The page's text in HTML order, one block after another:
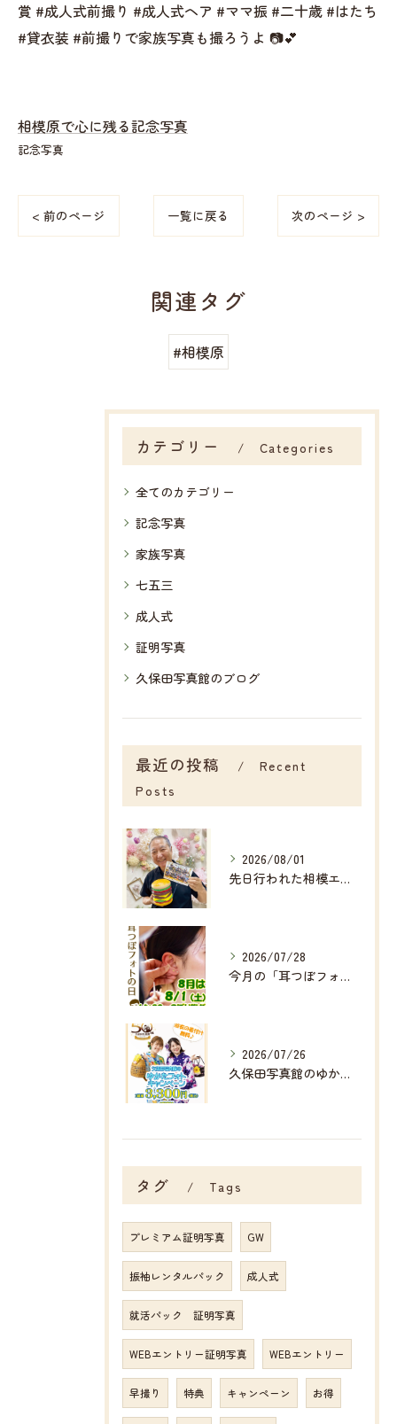
賞 #成人式前撮り #成人式ヘア #ママ振 #二十歳 #はたち
#貸衣装 #前撮りで家族写真も撮ろうよ 📷💕
相模原で心に残る記念写真
記念写真
< 前のページ 一覧に戻る 次のページ >
関連タグ
#相模原
カテゴリー Categories
全てのカテゴリー
記念写真
家族写真
七五三
成人式
証明写真
久保田写真館のブログ
最近の投稿
Recent
Posts
2026/08/01
先日行われた相模エナジ―様主催の
2026/07/28
今月の「耳つぼフォト」は
2026/07/26
久保田写真館のゆかたフォトキャンペーン👘✨✨
タグ Tags
プレミアム証明写真 GW
振袖レンタルパック 成人式
就活パック 証明写真
WEBエントリー証明写真 WEBエントリー
早撮り 特典 キャンペーン お得